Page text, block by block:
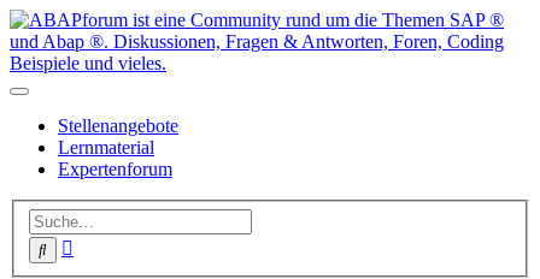
Stellenangebote
Lernmaterial
Expertenforum
Suche